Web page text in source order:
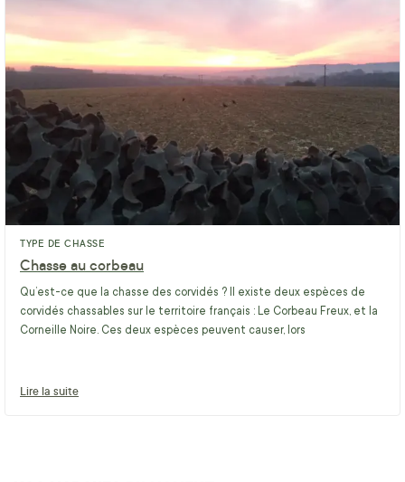
TYPE DE CHASSE
Chasse au corbeau
Qu’est-ce que la chasse des corvidés ? Il existe deux espèces de
corvidés chassables sur le territoire français : Le Corbeau Freux, et la
Corneille Noire. Ces deux espèces peuvent causer, lors
Lire la suite